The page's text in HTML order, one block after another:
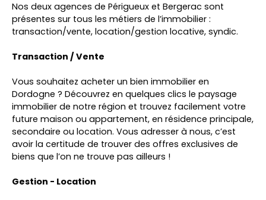
Nos deux agences de Périgueux et Bergerac sont
présentes sur tous les métiers de l’immobilier :
transaction/vente, location/gestion locative, syndic.
Transaction / Vente
Vous souhaitez acheter un bien immobilier en
Dordogne ? Découvrez en quelques clics le paysage
immobilier de notre région et trouvez facilement votre
future maison ou appartement, en résidence principale,
secondaire ou location. Vous adresser à nous, c’est
avoir la certitude de trouver des offres exclusives de
biens que l’on ne trouve pas ailleurs !
Gestion - Location